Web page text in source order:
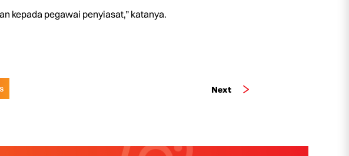
kepada pegawai penyiasat,” katanya.
Next